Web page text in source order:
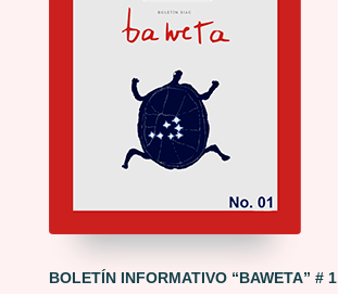
BOLETÍN INFORMATIVO “BAWETA” # 1